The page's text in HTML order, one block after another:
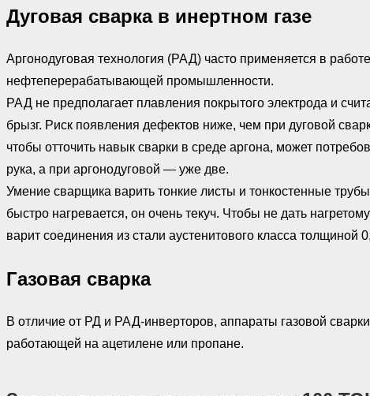
Дуговая сварка в инертном газе
Аргонодуговая технология (РАД) часто применяется в
нефтеперерабатывающей промышленности.
РАД не предполагает плавления покрытого электрода и
брызг. Риск появления дефектов ниже, чем при дуговой
чтобы отточить навык сварки в среде аргона, может
рука, а при аргонодуговой — уже две.
Умение сварщика варить тонкие листы и тонкостенные
быстро нагревается, он очень текуч. Чтобы не дать
варит соединения из стали аустенитового класса толщиной
Газовая сварка
В отличие от РД и РАД-инверторов, аппараты газовой
работающей на ацетилене или пропане.